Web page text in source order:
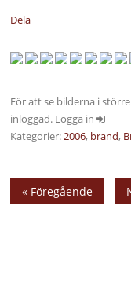
Dela
För att se bilderna i
inloggad. Logga in
Kategorier:2006, brand,
« Föregående